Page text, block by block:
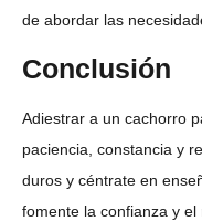
de abordar las
Conclusión
Adiestrar a un cachorro
paciencia, constancia y
duros y céntrate en
fomente la confianza y